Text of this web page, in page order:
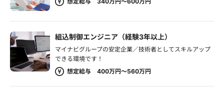
組込制御エンジニア（経験3年以上）
マイナビグループの安定企業／技術者としてスキルアップ
できる環境です！
想定給与 400万円～560万円